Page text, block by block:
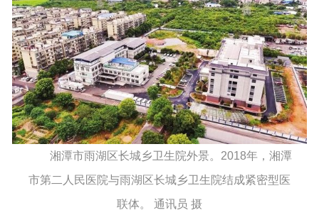
湘潭市雨湖区长城乡卫生院外景。2018年，湘潭
市第二人民医院与雨湖区长城乡卫生院结成紧密型医
联体。 通讯员 摄